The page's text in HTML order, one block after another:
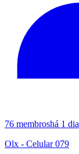
76 membroshá 1 dia
Olx - Celular 079